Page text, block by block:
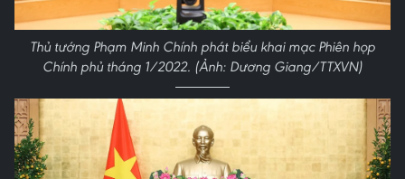
Thủ tướng Phạm Minh Chính phát biểu khai mạc Phiên họp
Chính phủ tháng 1/2022. (Ảnh: Dương Giang/TTXVN)